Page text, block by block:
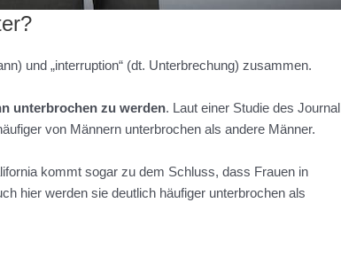
und „interruption“ (dt. Unterbrechung) zusammen.
unterbrochen zu werden. Laut einer Studie des Journal
von Männern unterbrochen als andere Männer.
kommt sogar zu dem Schluss, dass Frauen in
hier werden sie deutlich häufiger unterbrochen als